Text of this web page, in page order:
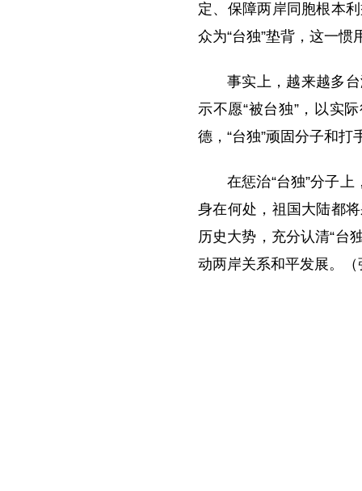
定、保障两岸同胞根本
众为“台独”垫背，这一惯
事实上，越来越多
示不愿“被台独”，以实
德，“台独”顽固分子和
在惩治“台独”分子
身在何处，祖国大陆都
历史大势，充分认清“台
动两岸关系和平发展。（